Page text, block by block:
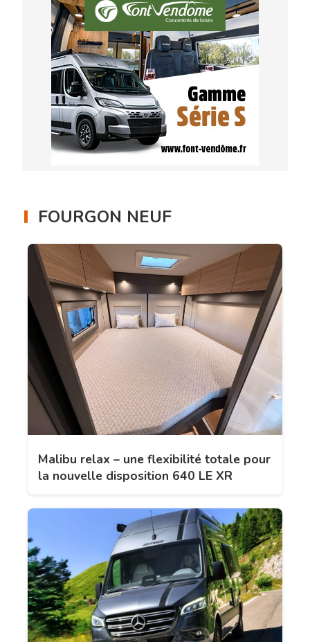
FOURGON NEUF
Malibu relax – une flexibilité totale pour
la nouvelle disposition 640 LE XR